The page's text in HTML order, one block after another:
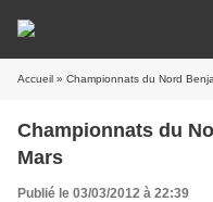
Accueil » Championnats du Nord
Championnats du
Mars
Publié le 03/03/2012 à 22:39